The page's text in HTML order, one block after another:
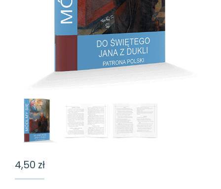
4,50 zł